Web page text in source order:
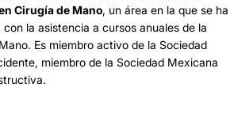
Cirugía de Mano, un área en la que se ha
la asistencia a cursos anuales de la
Es miembro activo de la Sociedad
miembro de la Sociedad Mexicana